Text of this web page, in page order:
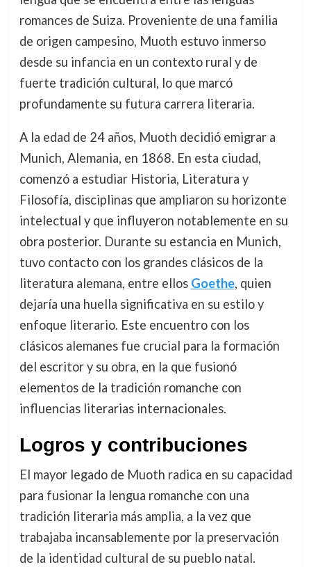
romances de Suiza. Proveniente de una familia
de origen campesino, Muoth estuvo inmerso
desde su infancia en un contexto rural y de
fuerte tradición cultural, lo que marcó
profundamente su futura carrera literaria.
A la edad de 24 años, Muoth decidió emigrar a
Munich, Alemania, en 1868. En esta ciudad,
comenzó a estudiar Historia, Literatura y
Filosofía, disciplinas que ampliaron su horizonte
intelectual y que influyeron notablemente en su
obra posterior. Durante su estancia en Munich,
tuvo contacto con los grandes clásicos de la
literatura alemana, entre ellos Goethe, quien
dejaría una huella significativa en su estilo y
enfoque literario. Este encuentro con los
clásicos alemanes fue crucial para la formación
del escritor y su obra, en la que fusionó
elementos de la tradición romanche con
influencias literarias internacionales.
Logros y contribuciones
El mayor legado de Muoth radica en su capacidad
para fusionar la lengua romanche con una
tradición literaria más amplia, a la vez que
trabajaba incansablemente por la preservación
de la identidad cultural de su pueblo natal.